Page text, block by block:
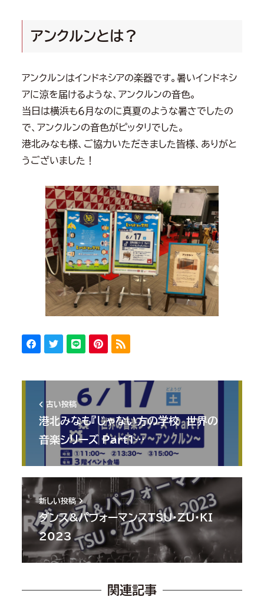
アンクルンとは？
アンクルンはインドネシアの楽器です。暑いインドネシ
アに涼を届けるような、アンクルンの音色。
当日は横浜も６月なのに真夏のような暑さでしたの
で、アンクルンの音色がピッタリでした。
港北みなも様、ご協力いただきました皆様、ありがと
うございました！
古い投稿
港北みなも『じゃない方の学校 世界の
音楽シリーズ Part1…
新しい投稿
ダンス&パフォーマンスTSU・ZU・KI
2023
関連記事